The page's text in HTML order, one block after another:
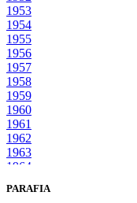
1953
1954
1955
1956
1957
1958
1959
1960
1961
1962
1963
1964
1966
PARAFIA